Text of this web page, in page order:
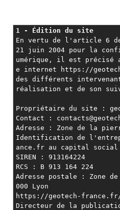
1 - Édition du site
En vertu de l'article 6
21 juin 2004 pour la
umérique, il est
e internet https://
des différents
réalisation et de son
Propriétaire du site :
Contact :
Adresse : Zone de la
Identification de
ance.fr au capital social
SIREN : 913164224
RCS : B 913 164 224
Adresse postale : Zone
000 Lyon
https://geotech-
Directeur de la publication